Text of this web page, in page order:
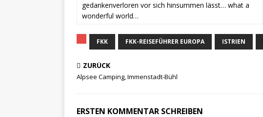
gedankenverloren vor sich hinsummen lässt… what a
wonderful world…
FKK FKK-REISEFÜHRER EUROPA ISTRIEN
ZURÜCK
Alpsee Camping, Immenstadt-Bühl
ERSTEN KOMMENTAR SCHREIBEN